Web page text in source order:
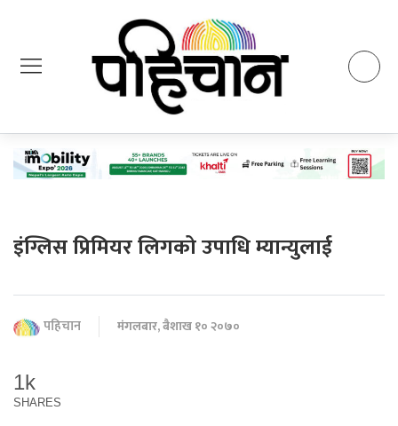
इंग्लिस प्रिमियर लिगको उपाधि म्यान्युलाई
पहिचान मंगलबार, बैशाख १० २०७०
1k
SHARES